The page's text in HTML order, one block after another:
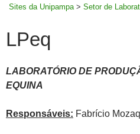
Sites da Unipampa > Setor de
LPeq
LABORATÓRIO DE
EQUINA
Responsáveis: Fabrício